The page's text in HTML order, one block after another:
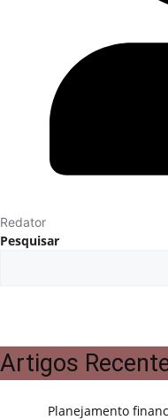
Redator
Pesquisar
Artigos
Planejamento